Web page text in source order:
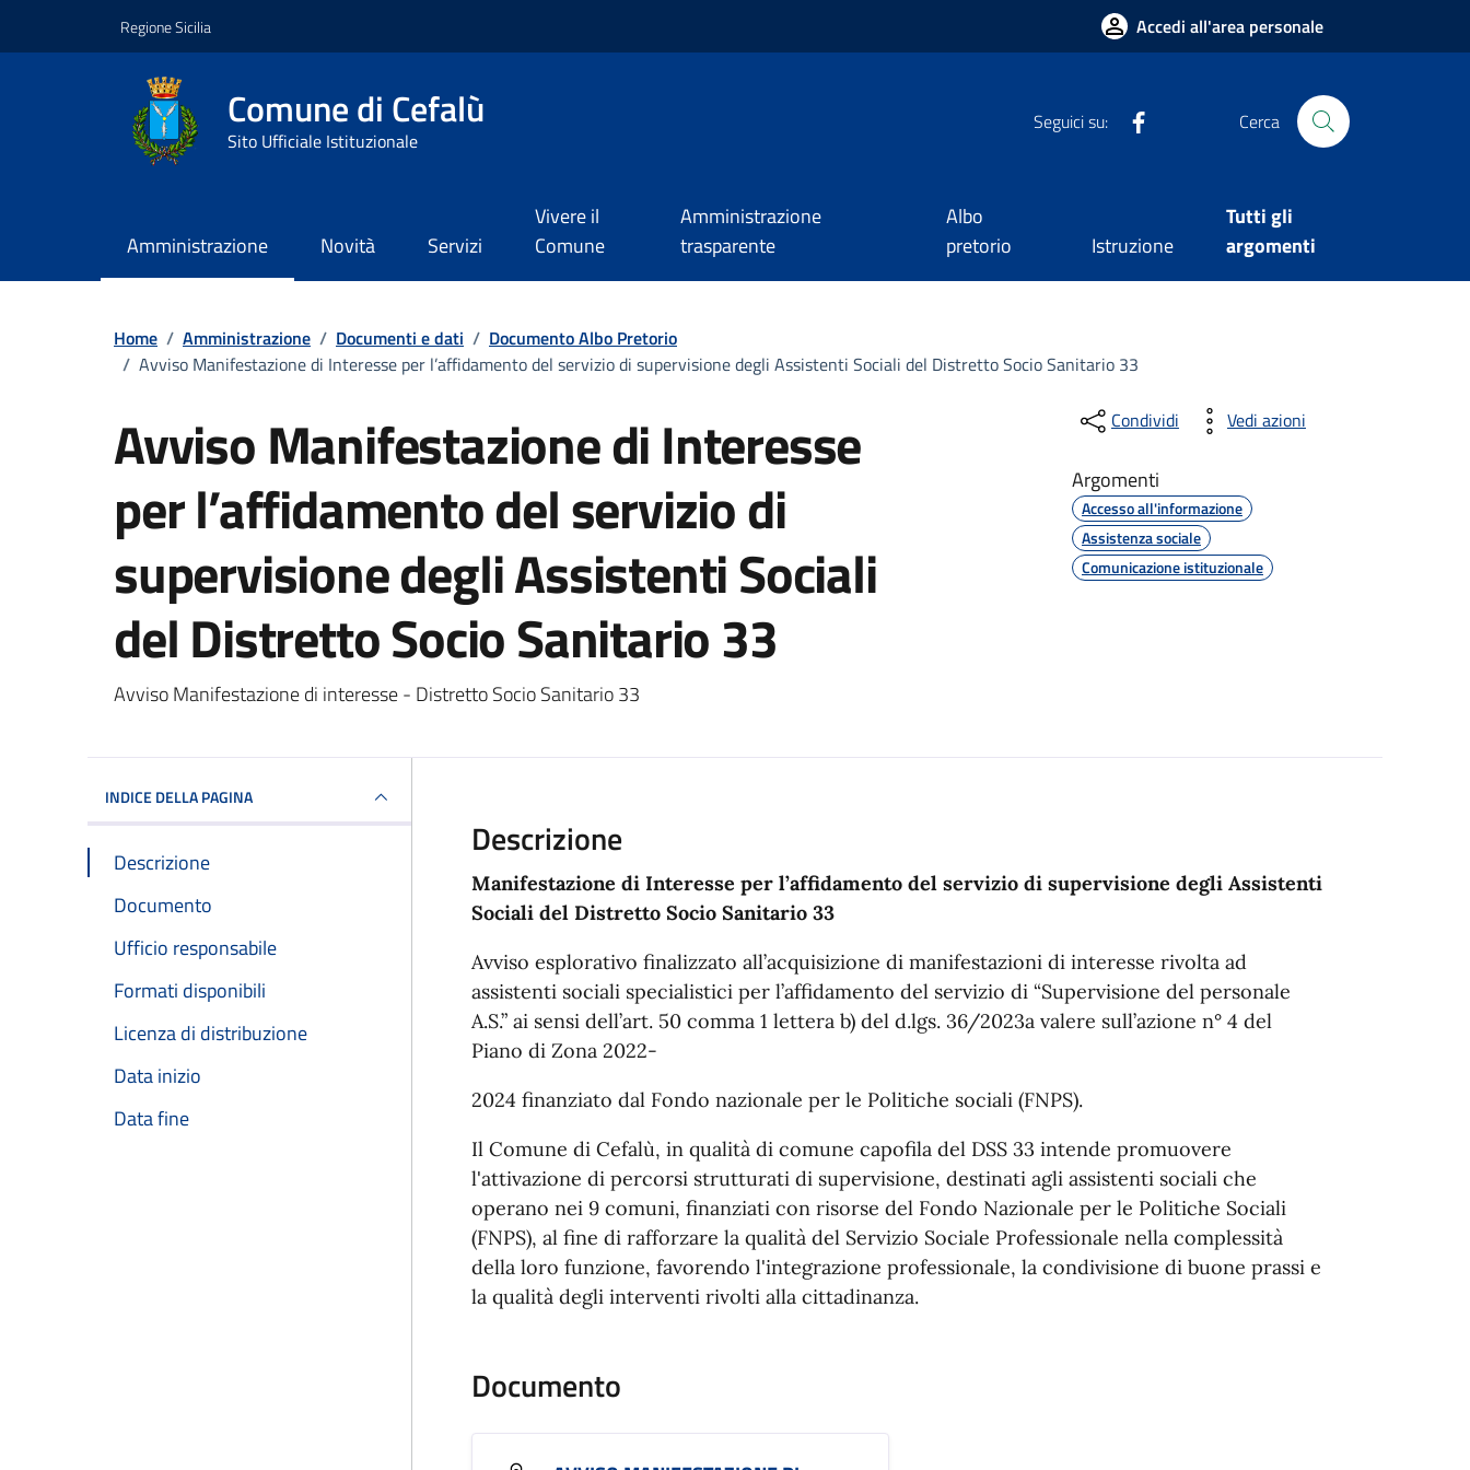
Regione Sicilia Accedi all'area personale
Comune di Cefalù
Sito Ufficiale Istituzionale
Seguici su: Cerca
Amministrazione Novità Servizi
Vivere il
Comune
Amministrazione
trasparente
Albo
pretorio
Istruzione
Tutti gli
argomenti
Home / Amministrazione / Documenti e dati / Documento Albo Pretorio
/ Avviso Manifestazione di Interesse per l’affidamento del servizio di supervisione degli Assistenti Sociali del Distretto Socio Sanitario 33
Avviso Manifestazione di Interesse
per l’affidamento del servizio di
supervisione degli Assistenti Sociali
del Distretto Socio Sanitario 33
Dettagli del documento
Avviso Manifestazione di interesse - Distretto Socio Sanitario 33
Condividi Vedi azioni
Argomenti
Accesso all'informazione
Assistenza sociale
Comunicazione istituzionale
INDICE DELLA PAGINA
Descrizione
Documento
Ufficio responsabile
Formati disponibili
Licenza di distribuzione
Data inizio
Data fine
Descrizione
Manifestazione di Interesse per l’affidamento del servizio di supervisione degli Assistenti
Sociali del Distretto Socio Sanitario 33
Avviso esplorativo finalizzato all’acquisizione di manifestazioni di interesse rivolta ad
assistenti sociali specialistici per l’affidamento del servizio di “Supervisione del personale
A.S.” ai sensi dell’art. 50 comma 1 lettera b) del d.lgs. 36/2023a valere sull’azione n° 4 del
Piano di Zona 2022-
2024 finanziato dal Fondo nazionale per le Politiche sociali (FNPS).
Il Comune di Cefalù, in qualità di comune capofila del DSS 33 intende promuovere
l'attivazione di percorsi strutturati di supervisione, destinati agli assistenti sociali che
operano nei 9 comuni, finanziati con risorse del Fondo Nazionale per le Politiche Sociali
(FNPS), al fine di rafforzare la qualità del Servizio Sociale Professionale nella complessità
della loro funzione, favorendo l'integrazione professionale, la condivisione di buone prassi e
la qualità degli interventi rivolti alla cittadinanza.
Documento